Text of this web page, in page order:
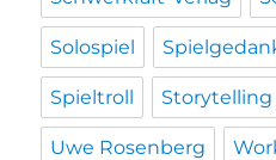
Solospiel
Spieltroll Storytelling
Uwe Rosenberg